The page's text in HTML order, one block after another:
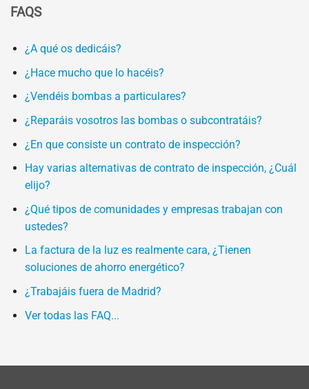
FAQS
¿A qué os dedicáis?
¿Hace mucho que lo hacéis?
¿Vendéis bombas a particulares?
¿Reparáis vosotros las bombas o subcontratáis?
¿En que consiste un contrato de inspección?
Hay varias alternativas de contrato de inspección, ¿Cuál
elijo?
¿Qué tipos de comunidades y empresas trabajan con
ustedes?
La factura de la luz es realmente cara, ¿Tienen
soluciones de ahorro energético?
¿Trabajáis fuera de Madrid?
Ver todas las FAQ...